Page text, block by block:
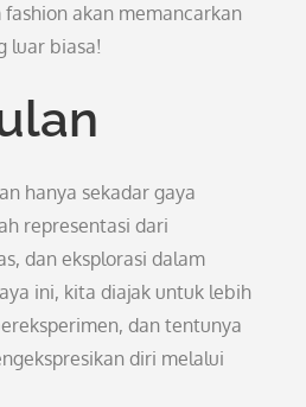
akan memancarkan
luar biasa!
hanya sekadar gaya
representasi dari
dan eksplorasi dalam
ini, kita diajak untuk lebih
dan tentunya
diri melalui